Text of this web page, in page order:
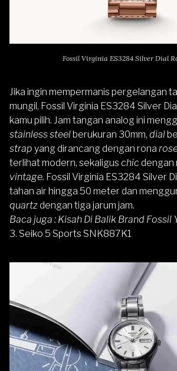
Fossil Virginia ES3284 Silver Dial
Jika ingin mempermanis pergelangan
mungil, Fossil Virginia ES3284 Silver
kamu pilih. Jam tangan analog ini
stainless steel berukuran 30mm, dial
strap yang dirancang dengan rona
terlihat modern, sekaliguschic dengan
vintage. Fossil Virginia ES3284 Silver
tahan air hingga 50 meter dan
quartzdengan tiga jarum jam.
Baca juga : Kisah Di Balik Brand Fossil
3. Seiko 5 Sports SNK887K1